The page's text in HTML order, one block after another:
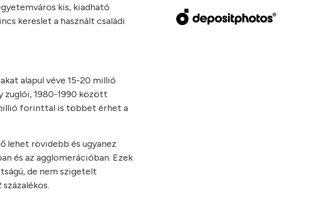
kis, kiadható
kereslet a használt családi
alapul véve 15-20 millió
1980-1990 között
forinttal is többet érhet a
lehet rövidebb és ugyanez
és az agglomerációban. Ezek
de nem szigetelt